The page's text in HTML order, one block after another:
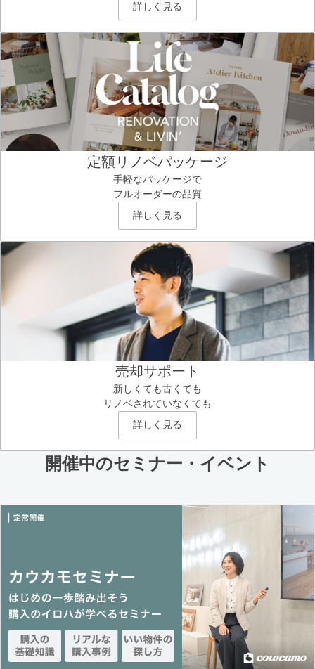
詳しく見る
定額リノベパッケージ
手軽なパッケージで
フルオーダーの品質
詳しく見る
売却サポート
新しくても古くても
リノベされていなくても
詳しく見る
開催中のセミナー・イベント